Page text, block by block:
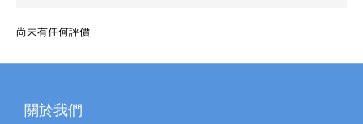
尚未有任何評價
關於我們